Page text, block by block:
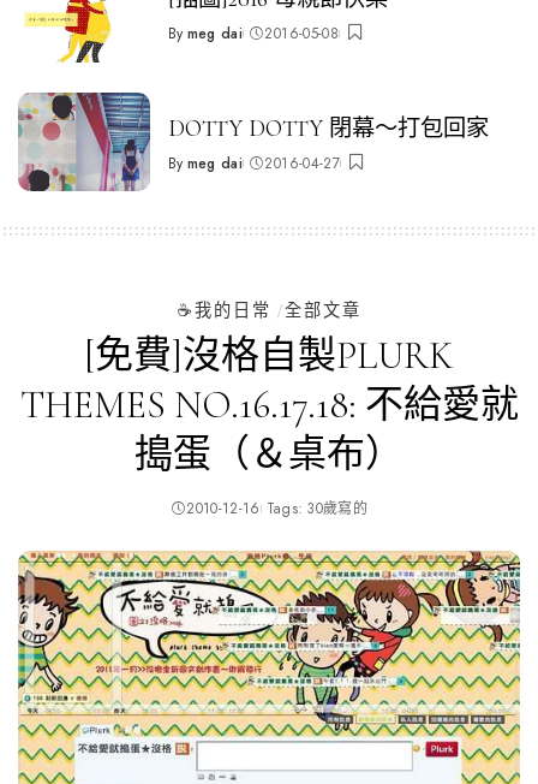
Posted
By meg dai 2016-05-08
DOTTY DOTTY 閉幕～打包回家
Posted
By meg dai 2016-04-27
☕️我的日常 全部文章
[免費]沒格自製PLURK
THEMES NO.16.17.18: 不給愛就
搗蛋（＆桌布）
2010-12-16 Tags: 30歲寫的